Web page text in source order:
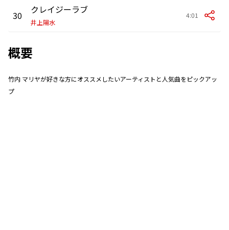
30 クレイジーラブ
井上陽水
4:01
概要
竹内 マリヤが好きな方にオススメしたいアーティストと人気曲をピックアッ
プ